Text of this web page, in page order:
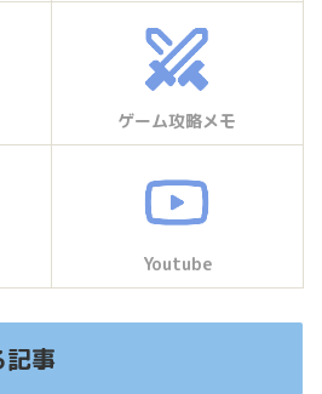
ゲーム攻略メモ
Youtube
記事